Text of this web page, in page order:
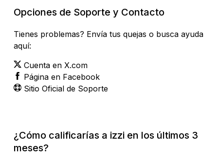
Opciones de Soporte y Contacto
Tienes problemas? Envía tus quejas o busca ayuda
aquí:
Cuenta en X.com
Página en Facebook
Sitio Oficial de Soporte
¿Cómo calificarías a izzi en los últimos 3
meses?